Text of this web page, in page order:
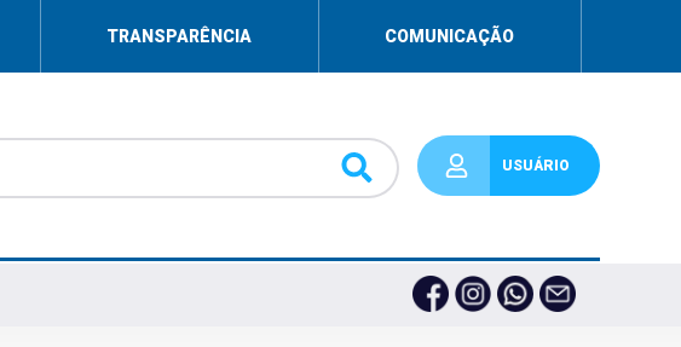
TRANSPARÊNCIA COMUNICAÇÃO
USUÁRIO